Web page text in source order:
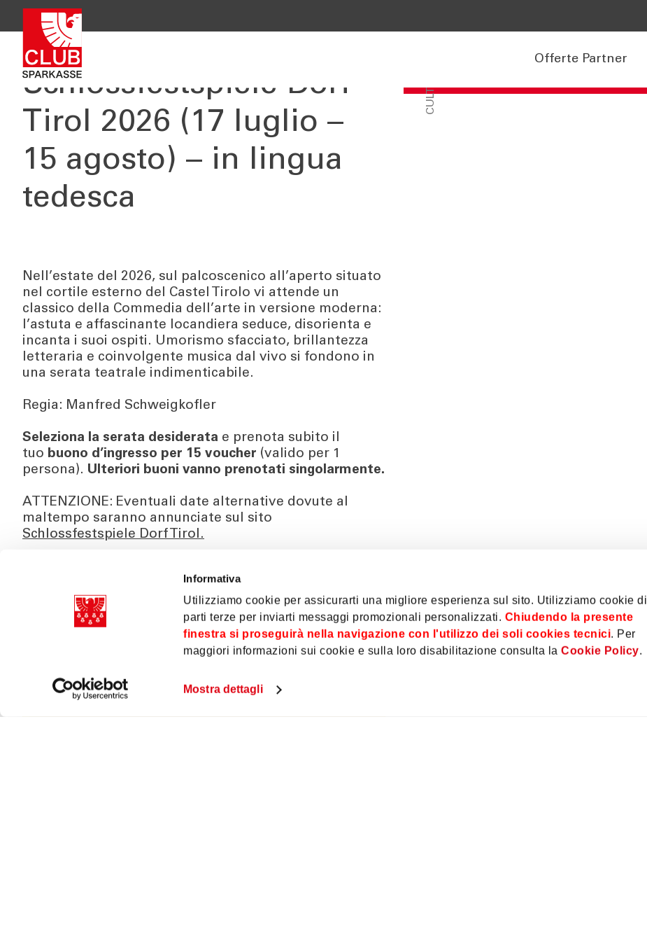
Informativa
Utilizziamo cookie per assicurarti una migliore esperienza sul sito. Utilizziamo cookie di
parti terze per inviarti messaggi promozionali personalizzati. Chiudendo la presente
finestra si proseguirà nella navigazione con l'utilizzo dei soli cookies tecnici. Per
maggiori informazioni sui cookie e sulla loro disabilitazione consulta laCookie Policy.
Mostra dettagli
Offerte Partner
Schlossfestspiele Dorf
Tirol 2026 (17 luglio –
15 agosto) – in lingua
tedesca
Nell’estate del 2026, sul palcoscenico all’aperto situato
nel cortile esterno del Castel Tirolo vi attende un
classico della Commedia dell’arte in versione moderna:
l’astuta e affascinante locandiera seduce, disorienta e
incanta i suoi ospiti. Umorismo sfacciato, brillantezza
letteraria e coinvolgente musica dal vivo si fondono in
una serata teatrale indimenticabile.
Regia: Manfred Schweigkofler
Seleziona la serata desiderata e prenota subito il
tuo buono d’ingresso per 15 voucher (valido per 1
persona). Ulteriori buoni vanno prenotati singolarmente.
ATTENZIONE: Eventuali date alternative dovute al
maltempo saranno annunciate sul sito
Schlossfestspiele Dorf Tirol.
Per ulteriori informazioni consultare il sito
Schlossfestspiele – Mirandolina in Rock
CULTURA